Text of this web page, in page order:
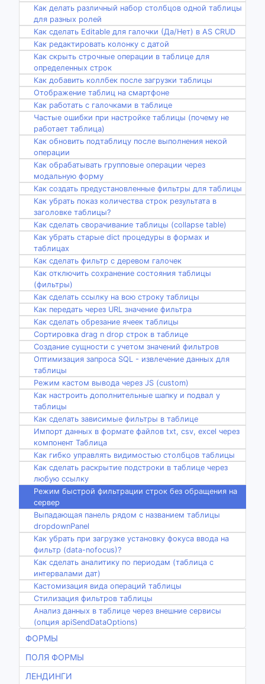
Как делать различный набор столбцов одной таблицы
для разных ролей
Как сделать Editable для галочки (Да/Нет) в AS CRUD
Как редактировать колонку с датой
Как скрыть строчные операции в таблице для
определенных строк
Как добавить коллбек после загрузки таблицы
Отображение таблиц на смартфоне
Как работать с галочками в таблице
Частые ошибки при настройке таблицы (почему не
работает таблица)
Как обновить подтаблицу после выполнения некой
операции
Как обрабатывать групповые операции через
модальную форму
Как создать предустановленные фильтры для таблицы
Как убрать показ количества строк результата в
заголовке таблицы?
Как сделать сворачивание таблицы (collapse table)
Как убрать старые dict процедуры в формах и
таблицах
Как сделать фильтр с деревом галочек
Как отключить сохранение состояния таблицы
(фильтры)
Как сделать ссылку на всю строку таблицы
Как передать через URL значение фильтра
Как сделать обрезание ячеек таблицы
Сортировка drag n drop строк в таблице
Создание сущности с учетом значений фильтров
Оптимизация запроса SQL - извлечение данных для
таблицы
Режим кастом вывода через JS (custom)
Как настроить дополнительные шапку и подвал у
таблицы
Как сделать зависимые фильтры в таблице
Импорт данных в формате файлов txt, csv, excel через
компонент Таблица
Как гибко управлять видимостью столбцов таблицы
Как сделать раскрытие подстроки в таблице через
любую ссылку
Режим быстрой фильтрации строк без обращения на
сервер
Выпадающая панель рядом с названием таблицы
dropdownPanel
Как убрать при загрузке установку фокуса ввода на
фильтр (data-nofocus)?
Как сделать аналитику по периодам (таблица с
интервалами дат)
Кастомизация вида операций таблицы
Стилизация фильтров таблицы
Анализ данных в таблице через внешние сервисы
(опция apiSendDataOptions)
ФОРМЫ
ПОЛЯ ФОРМЫ
ЛЕНДИНГИ